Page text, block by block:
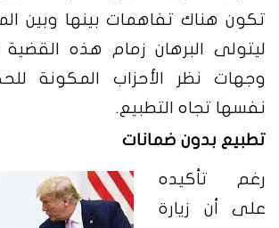
تكون هناك تفاهمات بينها وبين
ليتولى البرهان زمام هذه
وجهات نظر الأحزاب المكونة
نفسها تجاه التطبيع.
تطبيع بدون ضمانات
رغم تأكيده
على أن زيارة